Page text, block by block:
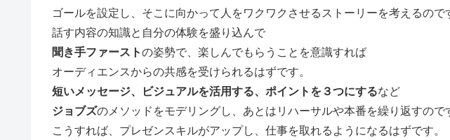
ゴールを設定し、そこに向かって人をワクワクさせるストーリーを考えるので
話す内容の知識と自分の体験を盛り込んで
聞き手ファーストの姿勢で、楽しんでもらうことを意識すれば
オーディエンスからの共感を受けられるはずです。
短いメッセージ、ビジュアルを活用する、ポイントを３つにするなど
ジョブズのメソッドをモデリングし、あとはリハーサルや本番を繰り返すので
こうすれば、プレゼンスキルがアップし、仕事を取れるようになるはずです。